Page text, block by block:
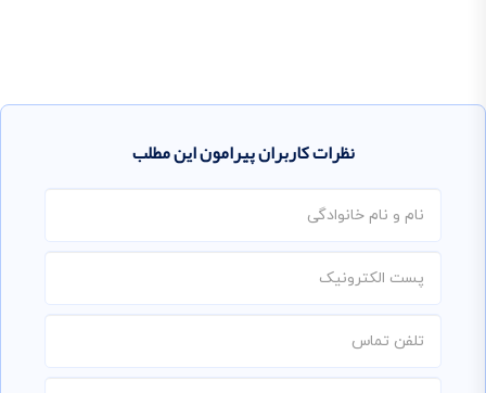
نظرات کاربران پیرامون این مطلب